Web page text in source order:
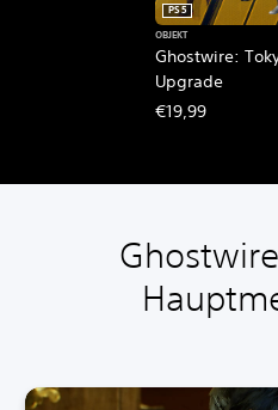
Ghostwire:
Upgrade
PS5
OBJEKT
€19,99